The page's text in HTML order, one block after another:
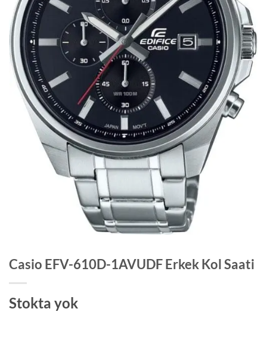
Casio EFV-610D-1AVUDF Erkek Kol Saati
Stokta yok